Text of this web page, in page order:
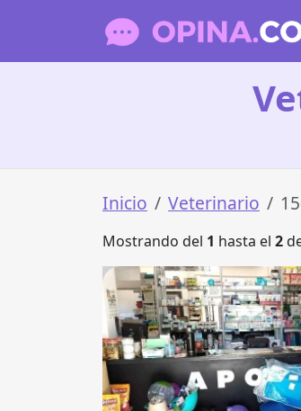
Inicio Veterinario
Mostrando del 1 hasta el 2